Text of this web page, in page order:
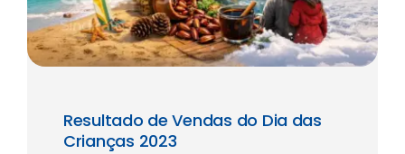
Resultado de Vendas do Dia das
Crianças 2023